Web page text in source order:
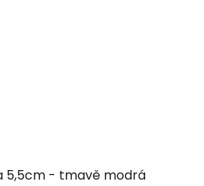
5,5cm - tmavě modrá